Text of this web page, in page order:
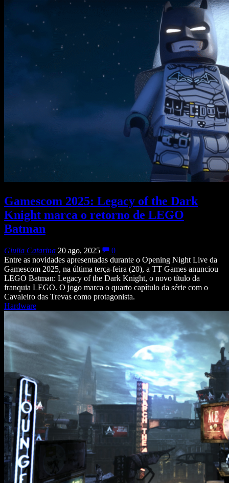
Gamescom 2025: Legacy of the Dark
Knight marca o retorno de LEGO
Batman
Giulia Catarina 20 ago, 2025
0
Entre as novidades apresentadas durante o Opening Night Live da
Gamescom 2025, na última terça-feira (20), a TT Games anunciou
LEGO Batman: Legacy of the Dark Knight, o novo título da
franquia LEGO. O jogo marca o quarto capítulo da série com o
Cavaleiro das Trevas como protagonista.
Hardware